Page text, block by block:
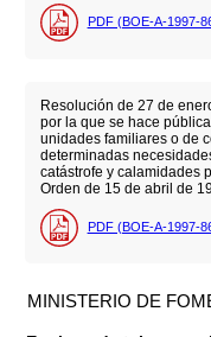
PDF (BOE-A-1997-
Resolución de 27 de
por la que se hace
unidades familiares o de
determinadas
catástrofe y calamidades
Orden de 15 de abril de
PDF (BOE-A-1997-
MINISTERIO DE